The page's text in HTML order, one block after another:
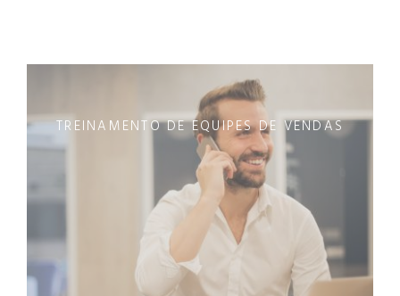
TREINAMENTO DE EQUIPES DE VENDAS